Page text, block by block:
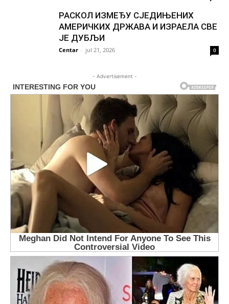
РАСКОЛ ИЗМЕЂУ СЈЕДИЊЕНИХ
АМЕРИЧКИХ ДРЖАВА И ИЗРАЕЛА СВЕ
ЈЕ ДУБЉИ
Centar - jul 21, 2026 0
- Advertisement -